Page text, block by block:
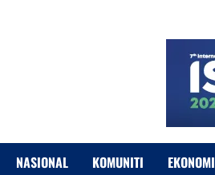
NASIONAL KOMUNITI EKONOMI